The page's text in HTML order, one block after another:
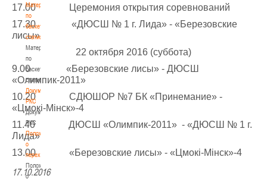
Материалы
по
баскетбольной
статистике
Материалы
по
баскетбольной
статистике
Документы
РКС
Документы
РКС
Положение
о
переходах
Положение
о
17.00 Церемония открытия соревнований
17.30 «ДЮСШ № 1 г. Лида» - «Березовские
лисы»
22 октября 2016 (суббота)
9.00 «Березовские лисы» - ДЮСШ
«Олимпик-2011»
10.20 СДЮШОР №7 БК «Принемание» -
«Цмокi-Мiнск»-4
11.40 ДЮСШ «Олимпик-2011» - «ДЮСШ № 1 г.
Лида»
13.00 «Березовские лисы» - «Цмокi-Мiнск»-4
17.10.2016